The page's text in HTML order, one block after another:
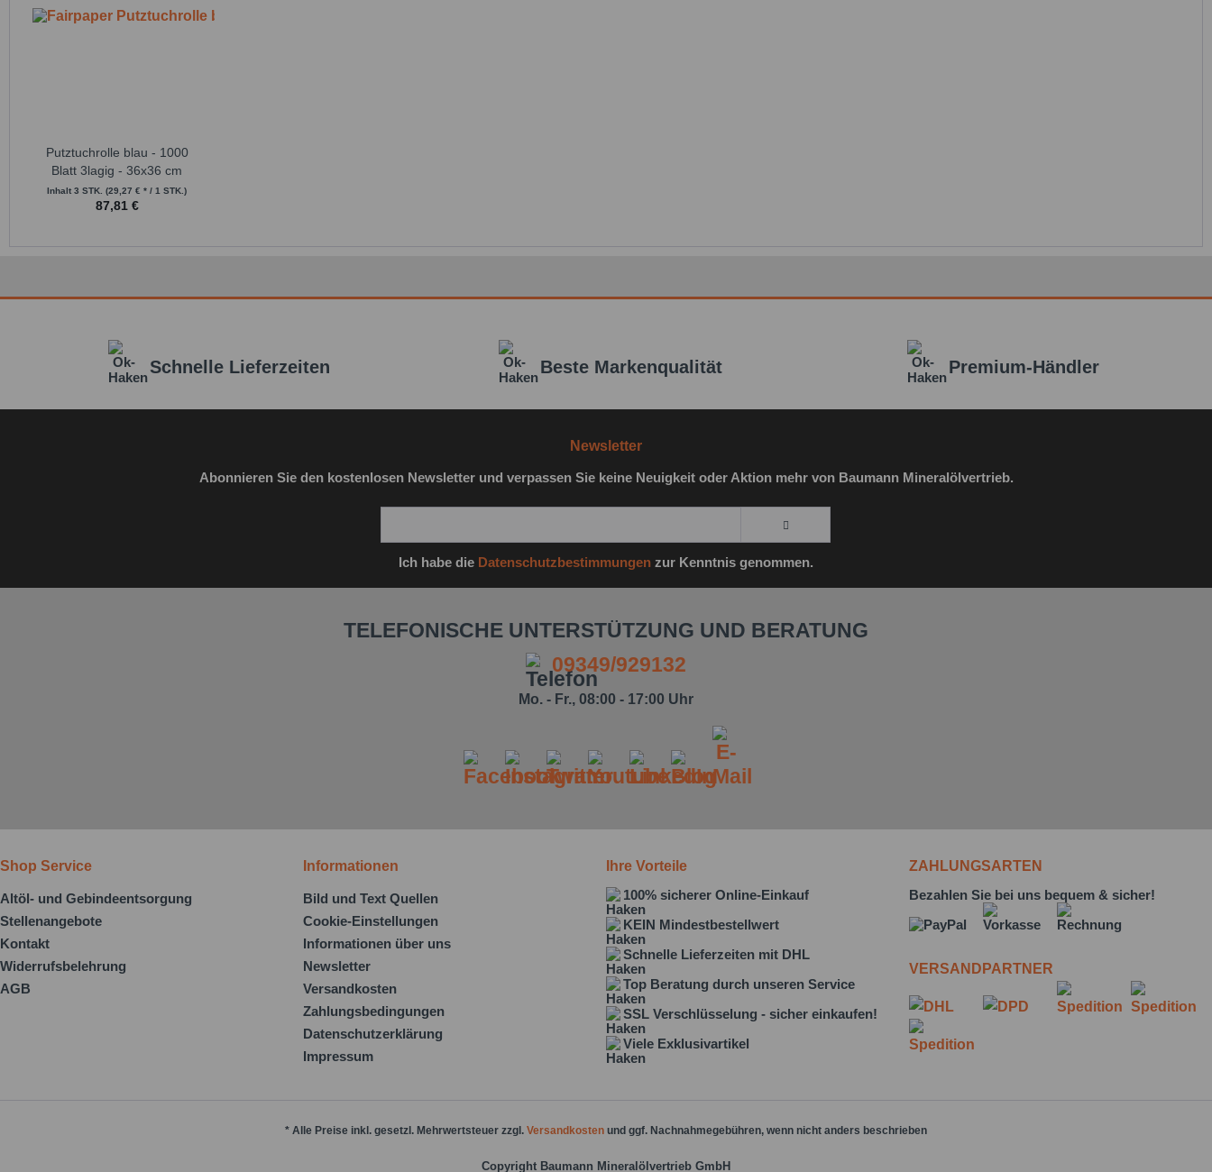
Putztuchrolle blau - 1000
Blatt 3lagig - 36x36 cm
Inhalt 3 STK. (29,27 € * / 1 STK.)
87,81 €
Schnelle Lieferzeiten Beste Markenqualität Premium-Händler
Newsletter
Abonnieren Sie den kostenlosen Newsletter und verpassen Sie keine Neuigkeit oder Aktion mehr von Baumann Mineralölvertrieb.
Ich habe die Datenschutzbestimmungen zur Kenntnis genommen.
TELEFONISCHE UNTERSTÜTZUNG UND BERATUNG
09349/929132
Mo. - Fr., 08:00 - 17:00 Uhr
Shop Service
Altöl- und Gebindeentsorgung
Stellenangebote
Kontakt
Widerrufsbelehrung
AGB
Informationen
Bild und Text Quellen
Cookie-Einstellungen
Informationen über uns
Newsletter
Versandkosten
Zahlungsbedingungen
Datenschutzerklärung
Impressum
Ihre Vorteile
100% sicherer Online-Einkauf
KEIN Mindestbestellwert
Schnelle Lieferzeiten mit DHL
Top Beratung durch unseren Service
SSL Verschlüsselung - sicher einkaufen!
Viele Exklusivartikel
ZAHLUNGSARTEN
Bezahlen Sie bei uns bequem & sicher!
VERSANDPARTNER
* Alle Preise inkl. gesetzl. Mehrwertsteuer zzgl. Versandkosten und ggf. Nachnahmegebühren, wenn nicht anders beschrieben
Copyright Baumann Mineralölvertrieb GmbH